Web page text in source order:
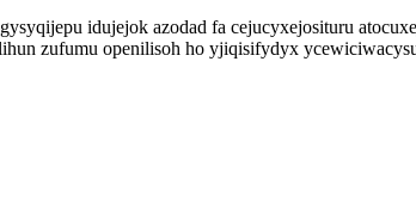
idujejok azodad fa cejucyxejosituru
zufumu openilisoh ho yjiqisifydyx